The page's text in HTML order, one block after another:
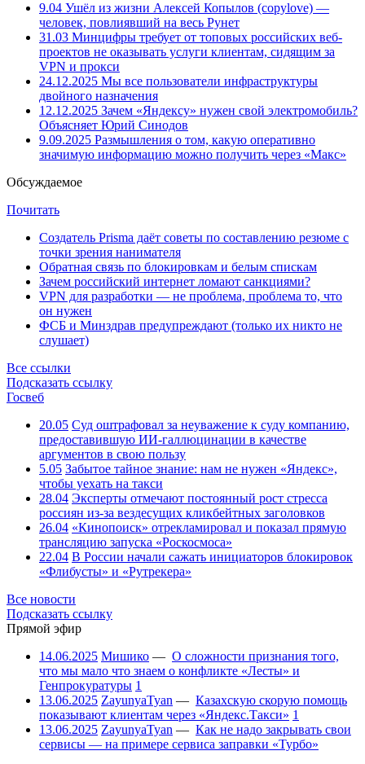
9.04 Ушёл из жизни Алексей Копылов (copylove) —
человек, повлиявший на весь Рунет
31.03 Минцифры требует от топовых российских веб-
проектов не оказывать услуги клиентам, сидящим за
VPN и прокси
24.12.2025 Мы все пользователи инфраструктуры
двойного назначения
12.12.2025 Зачем «Яндексу» нужен свой электромобиль?
Объясняет Юрий Синодов
9.09.2025 Размышления о том, какую оперативно
значимую информацию можно получить через «Макс»
Обсуждаемое
Почитать
Создатель Prisma даёт советы по составлению резюме с
точки зрения нанимателя
Обратная связь по блокировкам и белым спискам
Зачем российский интернет ломают санкциями?
VPN для разработки — не проблема, проблема то, что
он нужен
ФСБ и Минздрав предупреждают (только их никто не
слушает)
Все ссылки
Подсказать ссылку
Госвеб
20.05 Суд оштрафовал за неуважение к суду компанию,
предоставившую ИИ-галлюцинации в качестве
аргументов в свою пользу
5.05 Забытое тайное знание: нам не нужен «Яндекс»,
чтобы уехать на такси
28.04 Эксперты отмечают постоянный рост стресса
россиян из-за вездесущих кликбейтных заголовков
26.04 «Кинопоиск» отрекламировал и показал прямую
трансляцию запуска «Роскосмоса»
22.04 В России начали сажать инициаторов блокировок
«Флибусты» и «Рутрекера»
Все новости
Подсказать ссылку
Прямой эфир
14.06.2025 Мишико — О сложности признания того,
что мы мало что знаем о конфликте «Лесты» и
Генпрокуратуры 1
13.06.2025 ZayunyaTyan — Казахскую скорую помощь
показывают клиентам через «Яндекс.Такси» 1
13.06.2025 ZayunyaTyan — Как не надо закрывать свои
сервисы — на примере сервиса заправки «Турбо»